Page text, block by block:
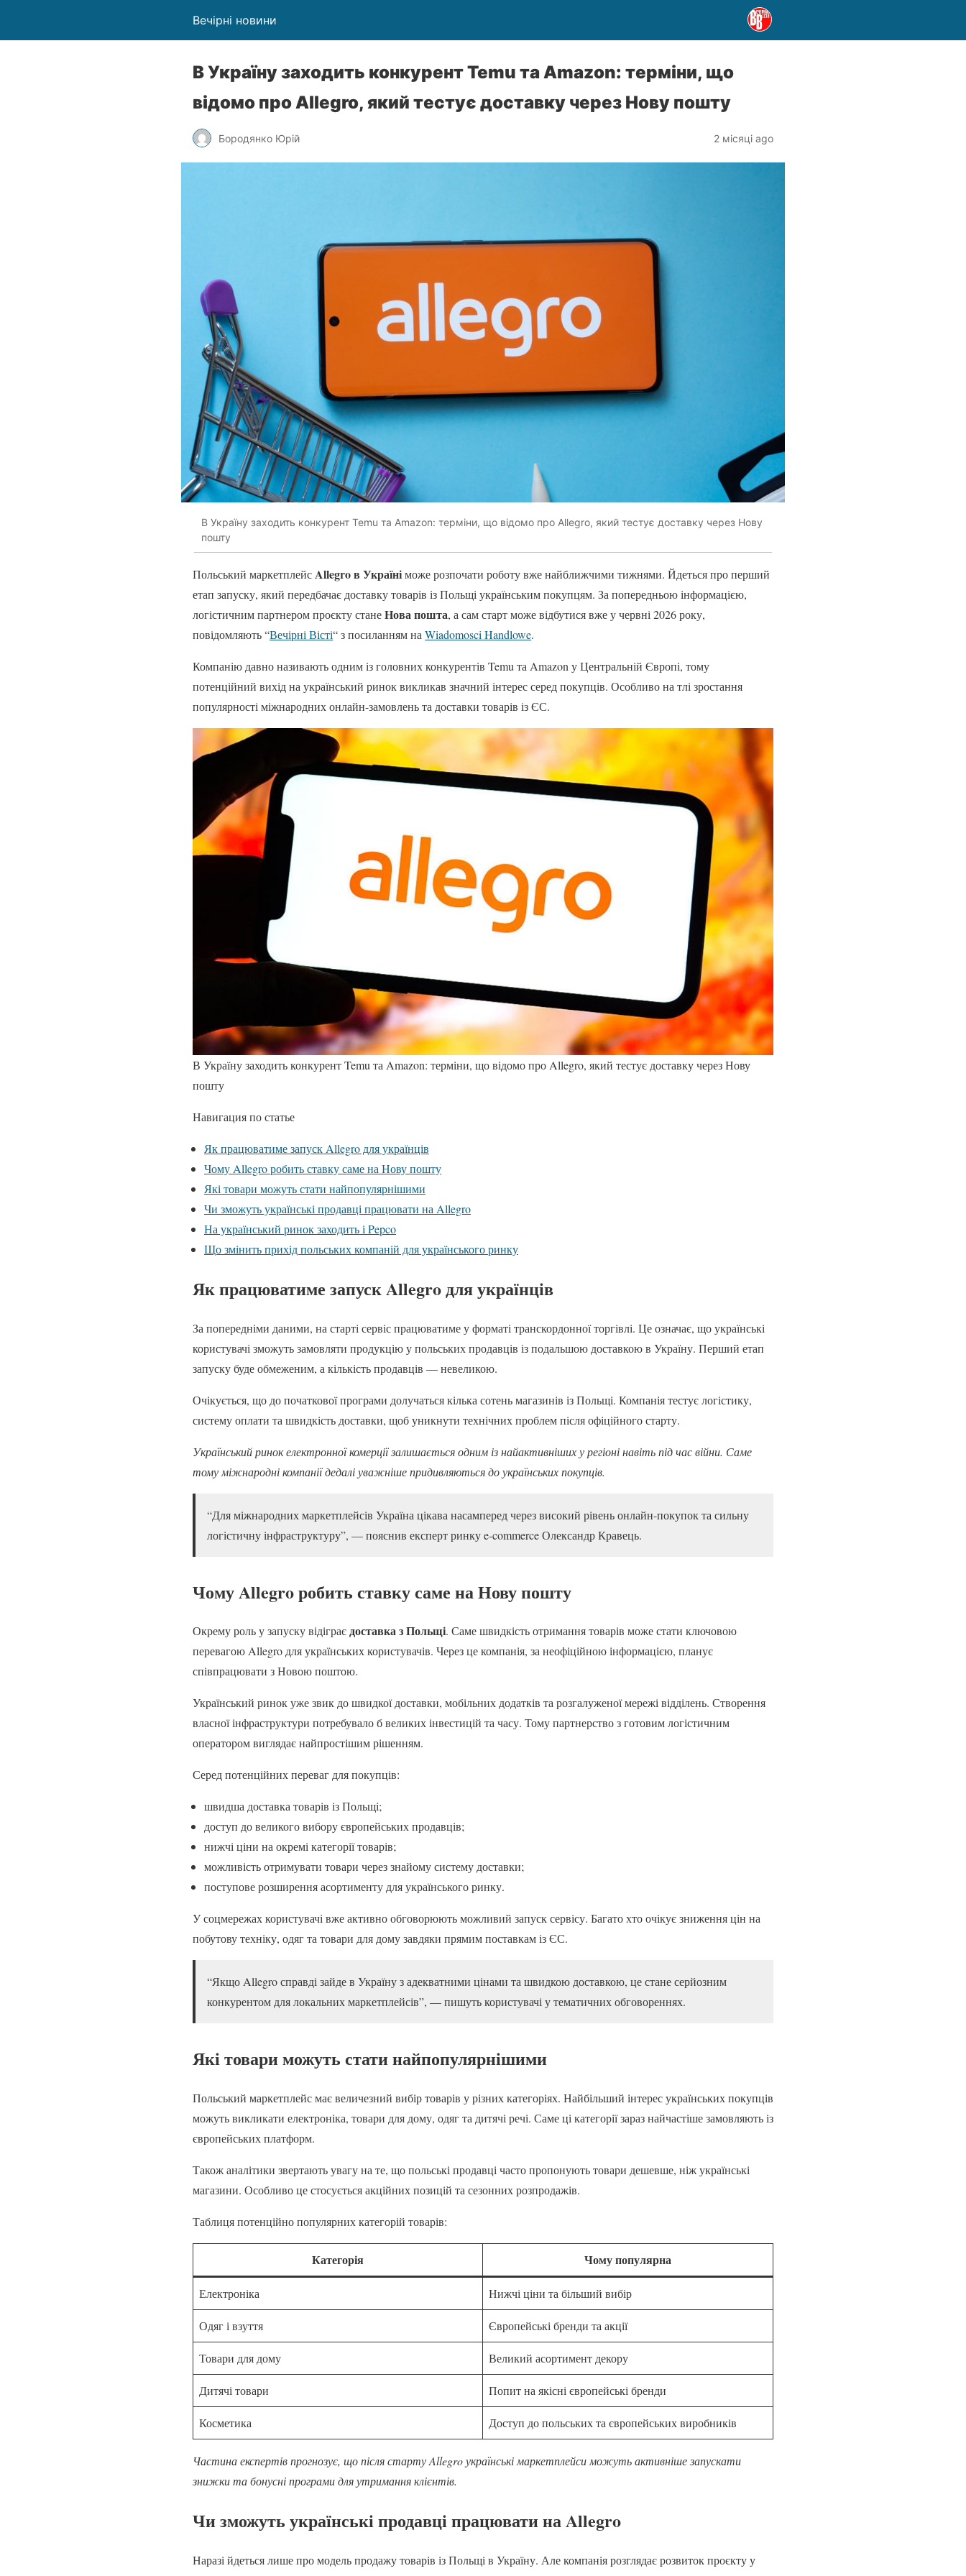
Вечірні новини
В Україну заходить конкурент Temu та Amazon: терміни, що
відомо про Allegro, який тестує доставку через Нову пошту
Бородянко Юрій 2 місяці ago
В Україну заходить конкурент Temu та Amazon: терміни, що відомо про Allegro, який тестує доставку через Нову
пошту
Польський маркетплейсAllegro в Україніможе розпочати роботу вже найближчими тижнями. Йдеться про перший
етап запуску, який передбачає доставку товарів із Польщі українським покупцям. За попередньою інформацією,
логістичним партнером проєкту станеНова пошта, а сам старт може відбутися вже у червні 2026 року,
повідомляють “Вечірні Вісті“ з посиланням наWiadomosci Handlowe.
Компанію давно називають одним із головних конкурентів Temu та Amazon у Центральній Європі, тому
потенційний вихід на український ринок викликав значний інтерес серед покупців. Особливо на тлі зростання
популярності міжнародних онлайн-замовлень та доставки товарів із ЄС.
В Україну заходить конкурент Temu та Amazon: терміни, що відомо про Allegro, який тестує доставку через Нову
пошту
Навигация по статье
Як працюватиме запуск Allegro для українців
Чому Allegro робить ставку саме на Нову пошту
Які товари можуть стати найпопулярнішими
Чи зможуть українські продавці працювати на Allegro
На український ринок заходить і Pepco
Що змінить прихід польських компаній для українського ринку
Як працюватиме запуск Allegro для українців
За попередніми даними, на старті сервіс працюватиме у форматі транскордонної торгівлі. Це означає, що українські
користувачі зможуть замовляти продукцію у польських продавців із подальшою доставкою в Україну. Перший етап
запуску буде обмеженим, а кількість продавців — невеликою.
Очікується, що до початкової програми долучаться кілька сотень магазинів із Польщі. Компанія тестує логістику,
систему оплати та швидкість доставки, щоб уникнути технічних проблем після офіційного старту.
Український ринок електронної комерції залишається одним із найактивніших у регіоні навіть під час війни. Саме
тому міжнародні компанії дедалі уважніше придивляються до українських покупців.
“Для міжнародних маркетплейсів Україна цікава насамперед через високий рівень онлайн-покупок та сильну
логістичну інфраструктуру”, — пояснив експерт ринку e-commerce Олександр Кравець.
Чому Allegro робить ставку саме на Нову пошту
Окрему роль у запуску відіграєдоставка з Польщі. Саме швидкість отримання товарів може стати ключовою
перевагою Allegro для українських користувачів. Через це компанія, за неофіційною інформацією, планує
співпрацювати з Новою поштою.
Український ринок уже звик до швидкої доставки, мобільних додатків та розгалуженої мережі відділень. Створення
власної інфраструктури потребувало б великих інвестицій та часу. Тому партнерство з готовим логістичним
оператором виглядає найпростішим рішенням.
Серед потенційних переваг для покупців:
швидша доставка товарів із Польщі;
доступ до великого вибору європейських продавців;
нижчі ціни на окремі категорії товарів;
можливість отримувати товари через знайому систему доставки;
поступове розширення асортименту для українського ринку.
У соцмережах користувачі вже активно обговорюють можливий запуск сервісу. Багато хто очікує зниження цін на
побутову техніку, одяг та товари для дому завдяки прямим поставкам із ЄС.
“Якщо Allegro справді зайде в Україну з адекватними цінами та швидкою доставкою, це стане серйозним
конкурентом для локальних маркетплейсів”, — пишуть користувачі у тематичних обговореннях.
Які товари можуть стати найпопулярнішими
Польський маркетплейс має величезний вибір товарів у різних категоріях. Найбільший інтерес українських покупців
можуть викликати електроніка, товари для дому, одяг та дитячі речі. Саме ці категорії зараз найчастіше замовляють із
європейських платформ.
Також аналітики звертають увагу на те, що польські продавці часто пропонують товари дешевше, ніж українські
магазини. Особливо це стосується акційних позицій та сезонних розпродажів.
Таблиця потенційно популярних категорій товарів:
Категорія Чому популярна
Електроніка Нижчі ціни та більший вибір
Одяг і взуття Європейські бренди та акції
Товари для дому Великий асортимент декору
Дитячі товари Попит на якісні європейські бренди
Косметика Доступ до польських та європейських виробників
Частина експертів прогнозує, що після старту Allegro українські маркетплейси можуть активніше запускати
знижки та бонусні програми для утримання клієнтів.
Чи зможуть українські продавці працювати на Allegro
Наразі йдеться лише про модель продажу товарів із Польщі в Україну. Але компанія розглядає розвиток проєкту у